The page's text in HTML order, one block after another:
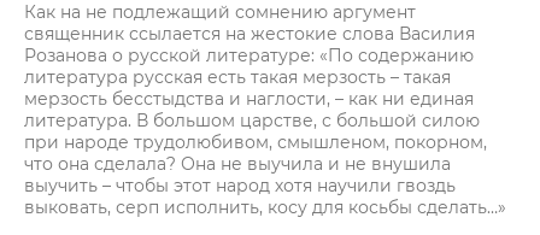
Как на не подлежащий сомнению аргумент
священник ссылается на жестокие слова Василия
Розанова о русской литературе: «По содержанию
литература русская есть такая мерзость – такая
мерзость бесстыдства и наглости, – как ни единая
литература. В большом царстве, с большой силою
при народе трудолюбивом, смышленом, покорном,
что она сделала? Она не выучила и не внушила
выучить – чтобы этот народ хотя научили гвоздь
выковать, серп исполнить, косу для косьбы сделать…»